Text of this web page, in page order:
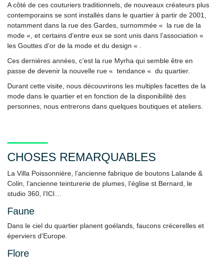
A côté de ces couturiers traditionnels, de nouveaux créateurs plus
contemporains se sont installés dans le quartier à partir de 2001,
notamment dans la rue des Gardes, surnommée « la rue de la
mode «, et certains d’entre eux se sont unis dans l’association «
les Gouttes d’or de la mode et du design « .
Ces dernières années, c’est la rue Myrha qui semble être en
passe de devenir la nouvelle rue « tendance « du quartier.
Durant cette visite, nous découvrirons les multiples facettes de la
mode dans le quartier et en fonction de la disponibilité des
personnes, nous entrerons dans quelques boutiques et ateliers.
CHOSES REMARQUABLES
La Villa Poissonnière, l’ancienne fabrique de boutons Lalande &
Colin, l’ancienne teinturerie de plumes, l’église st Bernard, le
studio 360, l’ICI…
Faune
Dans le ciel du quartier planent goélands, faucons crécerelles et
éperviers d’Europe.
Flore